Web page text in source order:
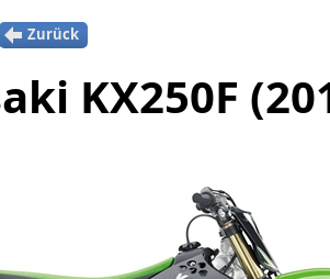
Zurück
KX250F